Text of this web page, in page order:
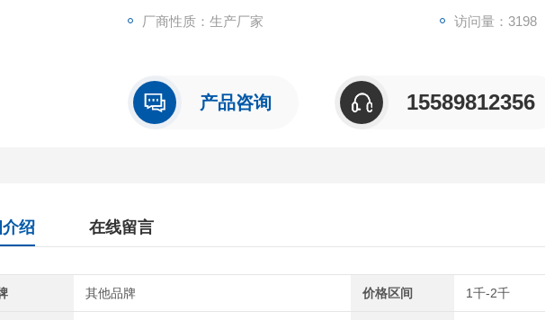
厂商性质：生产厂家 访问量：3198
产品咨询 15589812356
绍 在线留言
其他品牌 价格区间 1千-2千